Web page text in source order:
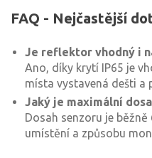
FAQ - Nejčastější
Je reflektor vhodný i
Ano, díky krytí IP65 je
místa vystavená dešti a
Jaký je maximální
Dosah senzoru je
umístění a způsobu